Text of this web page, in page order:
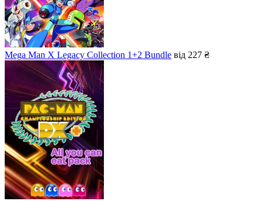
Mega Man X Legacy Collection 1+2 Bundle від 227 ₴